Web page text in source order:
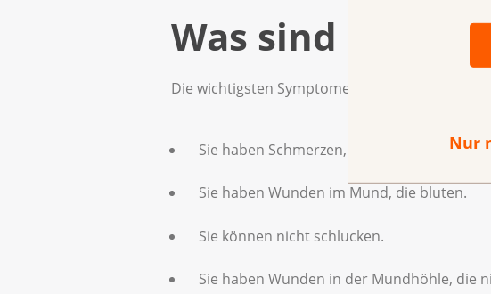
Nur
Was sind die
Die wichtigsten Symptome sind:
Sie haben Schmerzen, zum Beispiel im
Sie haben Wunden im Mund, die bluten.
Sie können nicht schlucken.
Sie haben Wunden in der Mundhöhle, die